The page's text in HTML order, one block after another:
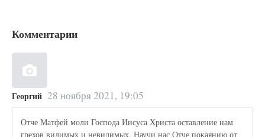
Комментарии
Георгий 28 ноября 2021, 19:05
Отче Матфей моли Господа Иисуса Христа оставление нам
грехов видимых и невидимых. Научи нас Отче покаянию от